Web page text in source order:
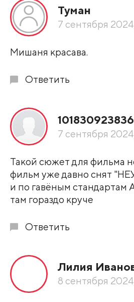
Туман
7 сентября
Мишаня красава.
Ответить
7 сентября
Такой сюжет для фильма
фильм уже давно снят
и по гавёным
там гораздо круче
Ответить
Лилия
8 сентября